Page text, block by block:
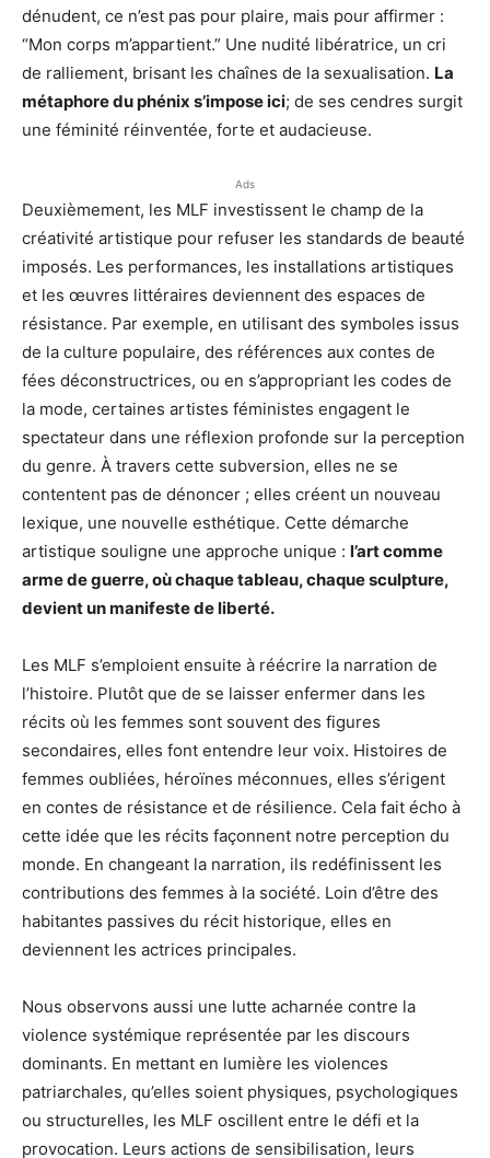
dénudent, ce n’est pas pour plaire, mais pour affirmer :
“Mon corps m’appartient.” Une nudité libératrice, un cri
de ralliement, brisant les chaînes de la sexualisation. La
métaphore du phénix s’impose ici; de ses cendres surgit
une féminité réinventée, forte et audacieuse.
Ads
Deuxièmement, les MLF investissent le champ de la
créativité artistique pour refuser les standards de beauté
imposés. Les performances, les installations artistiques
et les œuvres littéraires deviennent des espaces de
résistance. Par exemple, en utilisant des symboles issus
de la culture populaire, des références aux contes de
fées déconstructrices, ou en s’appropriant les codes de
la mode, certaines artistes féministes engagent le
spectateur dans une réflexion profonde sur la perception
du genre. À travers cette subversion, elles ne se
contentent pas de dénoncer ; elles créent un nouveau
lexique, une nouvelle esthétique. Cette démarche
artistique souligne une approche unique : l’art comme
arme de guerre, où chaque tableau, chaque sculpture,
devient un manifeste de liberté.
Les MLF s’emploient ensuite à réécrire la narration de
l’histoire. Plutôt que de se laisser enfermer dans les
récits où les femmes sont souvent des figures
secondaires, elles font entendre leur voix. Histoires de
femmes oubliées, héroïnes méconnues, elles s’érigent
en contes de résistance et de résilience. Cela fait écho à
cette idée que les récits façonnent notre perception du
monde. En changeant la narration, ils redéfinissent les
contributions des femmes à la société. Loin d’être des
habitantes passives du récit historique, elles en
deviennent les actrices principales.
Nous observons aussi une lutte acharnée contre la
violence systémique représentée par les discours
dominants. En mettant en lumière les violences
patriarchales, qu’elles soient physiques, psychologiques
ou structurelles, les MLF oscillent entre le défi et la
provocation. Leurs actions de sensibilisation, leurs